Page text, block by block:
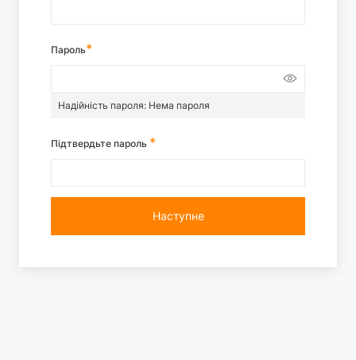
Пароль
Надійність пароля: Нема пароля
Підтвердьте пароль
Наступне